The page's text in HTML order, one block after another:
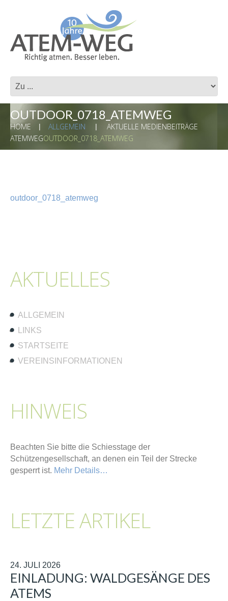
OUTDOOR_0718_ATEMWEG
HOME ALLGEMEIN
AKTUELLE MEDIENBEITRÄGE
ATEMWEGOUTDOOR_0718_ATEMWEG
outdoor_0718_atemweg
AKTUELLES
ALLGEMEIN
LINKS
STARTSEITE
VEREINSINFORMATIONEN
HINWEIS
Beachten Sie bitte die Schiesstage der
Schützengesellschaft, an denen ein Teil der Strecke
gesperrt ist. Mehr Details…
LETZTE ARTIKEL
24. JULI 2026
EINLADUNG: WALDGESÄNGE DES
ATEMS